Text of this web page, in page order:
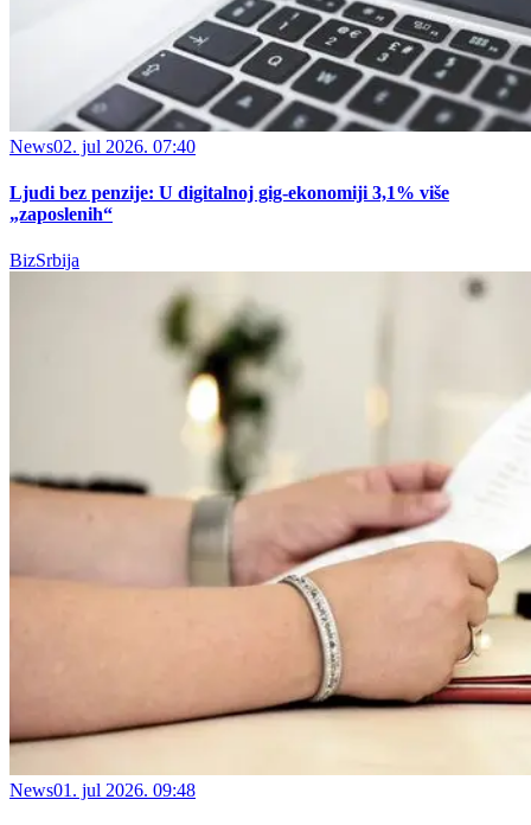
News02. jul 2026. 07:40
Ljudi bez penzije: U digitalnoj gig-ekonomiji 3,1% više
„zaposlenih“
BizSrbija
News01. jul 2026. 09:48